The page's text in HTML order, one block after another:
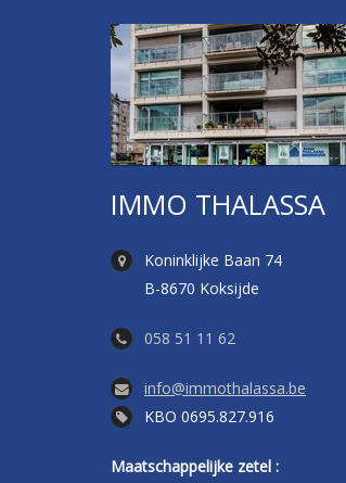
IMMO THALASSA
Koninklijke Baan 74
B-8670 Koksijde
058 51 11 62
info@immothalassa.be
KBO 0695.827.916
Maatschappelijke zetel :